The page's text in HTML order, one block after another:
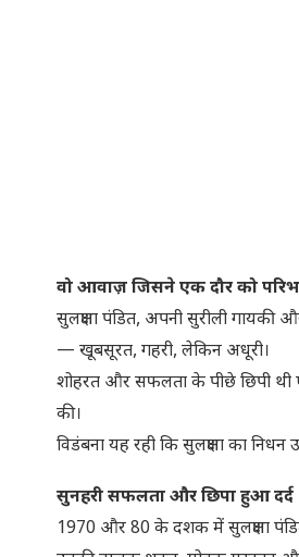
वो आवाज़ जिसने एक दौर को
सुलक्षणा पंडित, अपनी सुरीली
— खूबसूरत, गहरी, लेकिन अधूरी।
शोहरत और सफलता के पीछे छिपी थी
की।
विडंबना यह रही कि सुलक्षणा का
सुनहरी सफलता और छिपा हुआ दर्द
1970 और 80 के दशक में सुलक्षणा